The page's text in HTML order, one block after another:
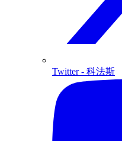
Twitter- 科法斯